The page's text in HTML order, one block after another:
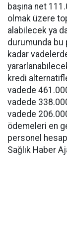
başına net
olmak üzere
alabilecek ya
durumunda bu
kadar
kredi
vadede
vadede
vadede
ödemeleri en
personel
Sağlık Haber